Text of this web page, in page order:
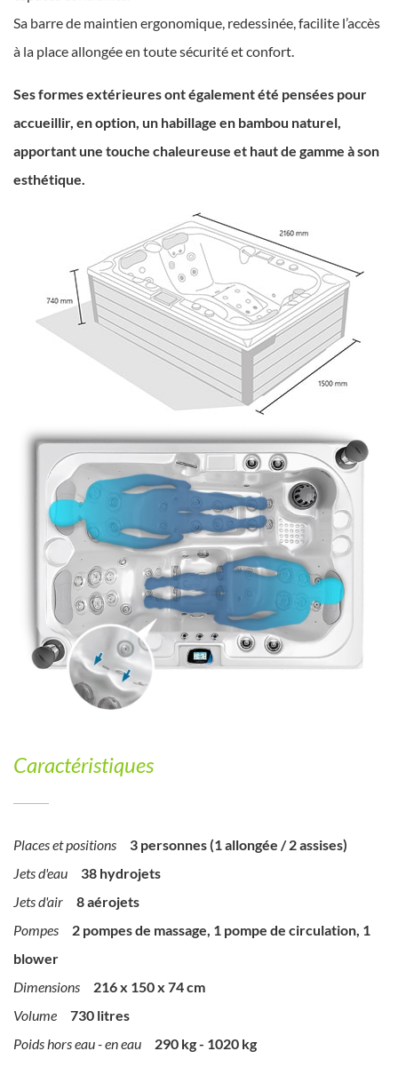
Sa barre de maintien ergonomique, redessinée, facilite l’accès
à la place allongée en toute sécurité et confort.
Ses formes extérieures ont également été pensées pour
accueillir, en option, un habillage en bambou naturel,
apportant une touche chaleureuse et haut de gamme à son
esthétique.
Caractéristiques
Places et positions 3 personnes (1 allongée / 2 assises)
Jets d'eau 38 hydrojets
Jets d'air 8 aérojets
Pompes 2 pompes de massage, 1 pompe de circulation, 1
blower
Dimensions 216 x 150 x 74 cm
Volume 730 litres
Poids hors eau - en eau 290 kg - 1020 kg